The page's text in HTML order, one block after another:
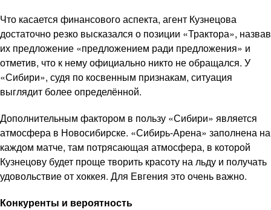
Что касается финансового аспекта, агент Кузнецова
достаточно резко высказался о позиции «Трактора», назвав
их предложение «предложением ради предложения» и
отметив, что к нему официально никто не обращался. У
«Сибири», судя по косвенным признакам, ситуация
выглядит более определённой.
Дополнительным фактором в пользу «Сибири» является
атмосфера в Новосибирске. «Сибирь-Арена» заполнена на
каждом матче, там потрясающая атмосфера, в которой
Кузнецову будет проще творить красоту на льду и получать
удовольствие от хоккея. Для Евгения это очень важно.
Конкуренты и вероятность